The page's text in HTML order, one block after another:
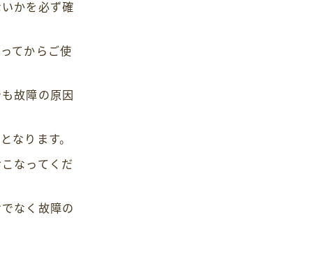
かを必ず確
てからご使
故障の原因
なります。
なってくだ
なく故障の